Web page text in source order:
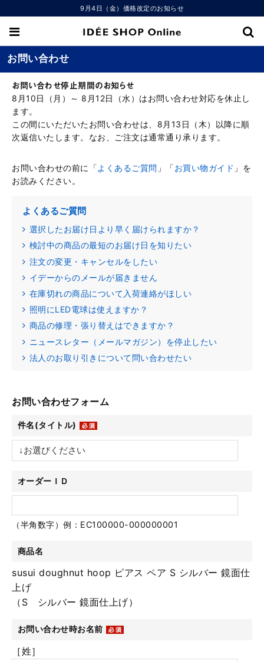
9月4日（金）価格改定のお知らせ
お問い合わせ
お問い合わせ停止期間のお知らせ
8月10日（月）～ 8月12日（水）はお問い合わせ対応を休止し
ます。
この間にいただいたお問い合わせは、8月13日（木）以降に順
次返信いたします。なお、ご注文は通常通り承ります。
お問い合わせの前に「よくあるご質問 」「お買い物ガイド 」を
お読みください。
よくあるご質問
選択したお届け日より早く届けられますか？
検討中の商品の最短のお届け日を知りたい
注文の変更・キャンセルをしたい
イデーからのメールが届きません
在庫切れの商品について入荷連絡がほしい
照明にLED電球は使えますか？
商品の修理・張り替えはできますか？
ニュースレター（メールマガジン）を停止したい
法人のお取り引きについて問い合わせたい
お問い合わせフォーム
件名(タイトル)
オーダーＩＤ
（半角数字）例：EC100000-000000001
商品名
susui doughnut hoop ピアス ペア S シルバー 鏡面仕
上げ
（S シルバー 鏡面仕上げ）
お問い合わせ時お名前
［姓］